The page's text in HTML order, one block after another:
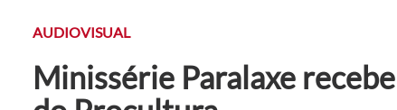
AUDIOVISUAL
Minissérie Paralaxe